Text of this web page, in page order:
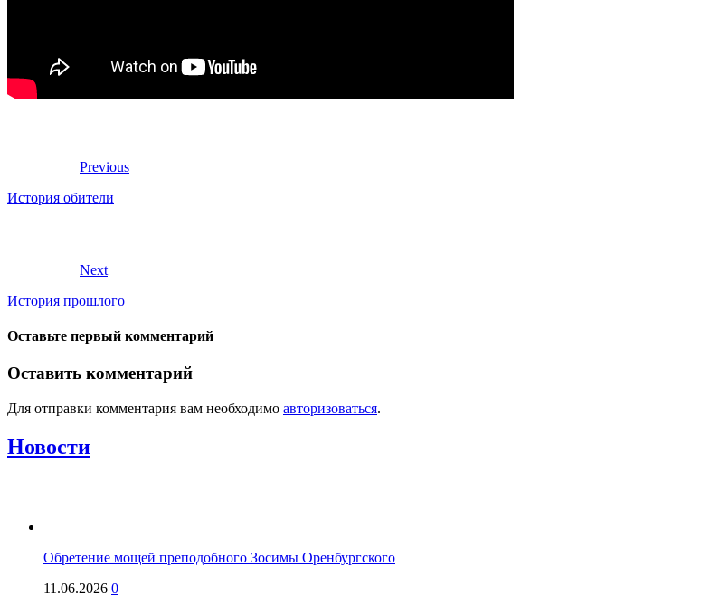
Previous
История обители
Next
История прошлого
Оставьте первый комментарий
Оставить комментарий
Для отправки комментария вам необходимо авторизоваться.
Новости
Обретение мощей преподобного Зосимы Оренбургского
11.06.2026 0